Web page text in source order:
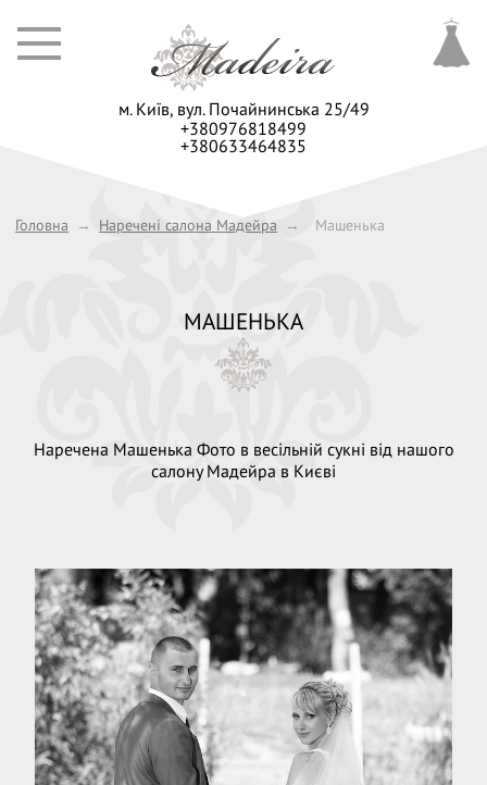
+380976818499
+380633464835
м. Київ, вул. Почайнинська 25/49
Головна → Наречені салона Мадейра → Машенька
МАШЕНЬКА
Наречена Машенька Фото в весільній сукні від нашого
салону Мадейра в Києві